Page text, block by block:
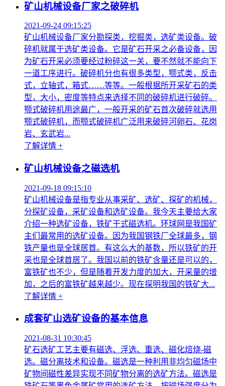
矿山机械设备厂家之破碎机
2021-09-24 09:15:25
矿山机械设备厂家分勘探类，挖掘类，选矿类设备。破
碎机就属于选矿类设备。它是矿石开采之必备设备，因
为矿石开采必须要经过粉碎这一关，要不然就不能向下
一道工序进行。破碎机分也有很多类型，颚式类，反击
式，立轴式，箱式……等等。一般根据所开采矿石的类
型，大小，密度等特点来选择不同的破碎机进行破碎。
颚式破碎机用途最广，一般开采的矿石首次破碎就选用
颚式破碎机，而颚式破碎机广泛用来破碎河卵石、花岗
岩、玄武岩...
了解详情 +
矿山机械设备之磁选机
2021-09-18 09:15:10
矿山机械设备是指专业从事采矿、选矿、探矿的机械，
分探矿设备，采矿设备和选矿设备。我今天主要给大家
介绍一种选矿设备，铁矿干式磁选机。环球网是我国矿
主们最常用的选矿设备。因为我国钢铁厂全球最多，钢
铁产量也是全球居首。有这么大的基数，所以铁矿的开
采也是全球首居了。我国以前的铁矿含量还是可以的，
富铁矿也不少，但是随着开发力度的加大，开采量的增
加，之后的富铁矿越来越少。现在探明我国的铁矿大...
了解详情 +
成套矿山选矿设备的基本信息
2021-08-31 10:30:45
矿石选矿工艺主要有磁选、浮选、重选、磁化焙烧-磁
选。磁分离技术和设备。磁选是一种利用非均匀磁场中
矿物间磁性差异实现不同矿物分离的选矿方法。磁选是